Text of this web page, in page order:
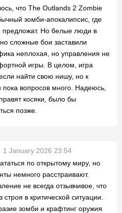
что The Outlands 2 Zombie
зомби-апокалипсис, где
предложат. Но белые люди в
сложные бои заставили
неплохая, но управления не
игры. В целом, игра
найти свою нишу, но к
пока вопросов много. Надеюсь,
косяки, было бы
позже.
1 January 2026 23:54
по открытому миру, но
немного расстраивают.
не всегда отзывчивое, что
в критической ситуации.
зомби и крафтинг оружия